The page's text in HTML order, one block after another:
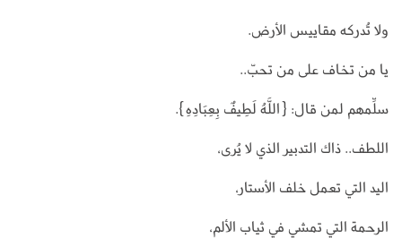
ولا تُدركه مقاييس الأرض.
يا من تخاف على من تحبّ..
سلِّمهم لمن قال: {اللَّهُ لَطِيفٌ بِعِبَادِهِ}.
اللطف.. ذاك التدبير الذي لا يُرى،
اليد التي تعمل خلف الأستار،
الرحمة التي تمشي في ثياب الألم،